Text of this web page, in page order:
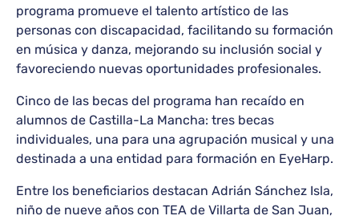
programa promueve el talento artístico de las
personas con discapacidad, facilitando su formación
en música y danza, mejorando su inclusión social y
favoreciendo nuevas oportunidades profesionales.
Cinco de las becas del programa han recaído en
alumnos de Castilla-La Mancha: tres becas
individuales, una para una agrupación musical y una
destinada a una entidad para formación en EyeHarp.
Entre los beneficiarios destacan Adrián Sánchez Isla,
niño de nueve años con TEA de Villarta de San Juan,